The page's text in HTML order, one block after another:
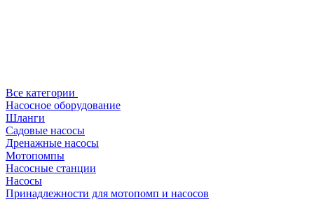
Все категории
Насосное оборудование
Шланги
Садовые насосы
Дренажные насосы
Мотопомпы
Насосные станции
Насосы
Принадлежности для мотопомп и насосов